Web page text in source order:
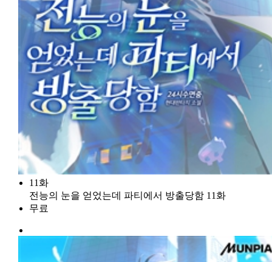
11화
전능의 눈을 얻었는데 파티에서 방출당함 11화
무료